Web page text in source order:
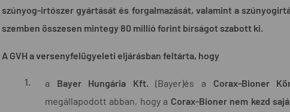
szúnyog-irtószer gyártását és forgalmazását, valamint a
szemben összesen mintegy 80 millió forint bírságot szabott ki.
A GVH a versenyfelügyeleti eljárásban feltárta, hogy
a Bayer Hungária Kft.(Bayer)és a Corax-Bioner
megállapodott abban, hogy a Corax-Bioner nem kezd